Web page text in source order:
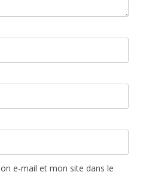
e-mail et mon site dans le